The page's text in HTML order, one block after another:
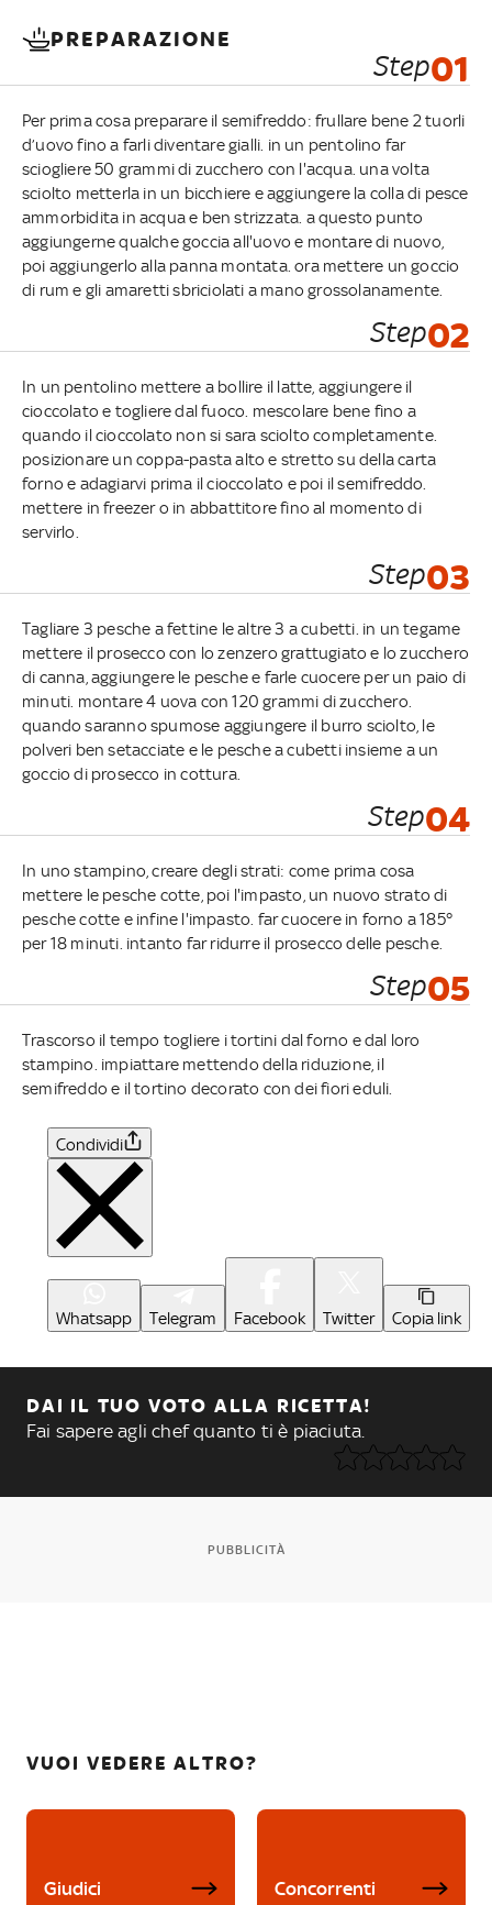
PREPARAZIONE
Step01
Per prima cosa preparare il semifreddo: frullare bene 2 tuorli
d’uovo fino a farli diventare gialli. in un pentolino far
sciogliere 50 grammi di zucchero con l'acqua. una volta
sciolto metterla in un bicchiere e aggiungere la colla di pesce
ammorbidita in acqua e ben strizzata. a questo punto
aggiungerne qualche goccia all'uovo e montare di nuovo,
poi aggiungerlo alla panna montata. ora mettere un goccio
di rum e gli amaretti sbriciolati a mano grossolanamente.
Step02
In un pentolino mettere a bollire il latte, aggiungere il
cioccolato e togliere dal fuoco. mescolare bene fino a
quando il cioccolato non si sara sciolto completamente.
posizionare un coppa-pasta alto e stretto su della carta
forno e adagiarvi prima il cioccolato e poi il semifreddo.
mettere in freezer o in abbattitore fino al momento di
servirlo.
Step03
Tagliare 3 pesche a fettine le altre 3 a cubetti. in un tegame
mettere il prosecco con lo zenzero grattugiato e lo zucchero
di canna, aggiungere le pesche e farle cuocere per un paio di
minuti. montare 4 uova con 120 grammi di zucchero.
quando saranno spumose aggiungere il burro sciolto, le
polveri ben setacciate e le pesche a cubetti insieme a un
goccio di prosecco in cottura.
Step04
In uno stampino, creare degli strati: come prima cosa
mettere le pesche cotte, poi l'impasto, un nuovo strato di
pesche cotte e infine l'impasto. far cuocere in forno a 185°
per 18 minuti. intanto far ridurre il prosecco delle pesche.
Step05
Trascorso il tempo togliere i tortini dal forno e dal loro
stampino. impiattare mettendo della riduzione, il
semifreddo e il tortino decorato con dei fiori eduli.
Condividi
Whatsapp Telegram Facebook Twitter Copia link
DAI IL TUO VOTO ALLA RICETTA!
Fai sapere agli chef quanto ti è piaciuta.
PUBBLICITÀ
VUOI VEDERE ALTRO?
Giudici Concorrenti